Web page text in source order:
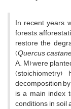
In recent years,
forests,
restore the
(Quercus
A. M) were
decomposition
is a main index
conditions in soil